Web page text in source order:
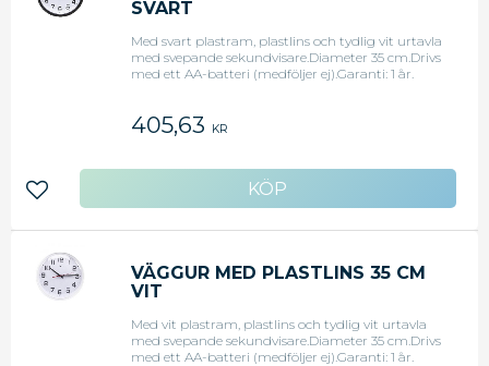
SVART
Med svart plastram, plastlins och tydlig vit urtavla
med svepande sekundvisare.Diameter 35 cm.Drivs
med ett AA-batteri (medföljer ej).Garanti: 1 år.
405,63 KR
Lägg till i favoriter
VÄGGUR MED PLASTLINS 35 CM
VIT
Med vit plastram, plastlins och tydlig vit urtavla
med svepande sekundvisare.Diameter 35 cm.Drivs
med ett AA-batteri (medföljer ej).Garanti: 1 år.